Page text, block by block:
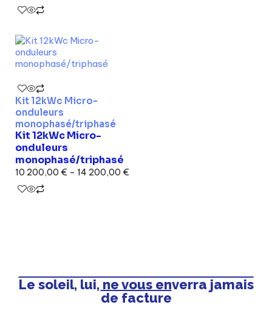
Kit 12kWc Micro-
onduleurs
monophasé/triphasé
Kit 12kWc Micro-
onduleurs
monophasé/triphasé
10 200,00 € – 14 200,00 €
Le soleil, lui, ne vous enverra jamais
de facture